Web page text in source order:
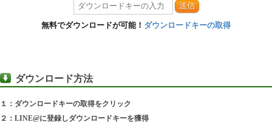
送信
無料でダウンロードが可能！ ダウンロードキーの取得
ダウンロード方法
１：ダウンロードキーの取得をクリック
２：LINE@に登録しダウンロードキーを獲得